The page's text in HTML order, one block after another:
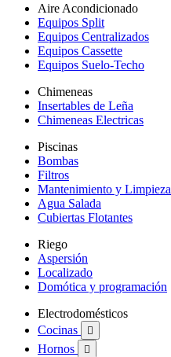
Aire Acondicionado
Equipos Split
Equipos Centralizados
Equipos Cassette
Equipos Suelo-Techo
Chimeneas
Insertables de Leña
Chimeneas Electricas
Piscinas
Bombas
Filtros
Mantenimiento y Limpieza
Agua Salada
Cubiertas Flotantes
Riego
Aspersión
Localizado
Domótica y programación
Electrodomésticos
Cocinas

Hornos 